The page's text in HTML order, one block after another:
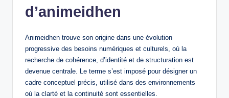
d’animeidhen
Animeidhen trouve son origine dans une évolution
progressive des besoins numériques et culturels, où la
recherche de cohérence, d’identité et de structuration est
devenue centrale. Le terme s’est imposé pour désigner un
cadre conceptuel précis, utilisé dans des environnements
où la clarté et la continuité sont essentielles.